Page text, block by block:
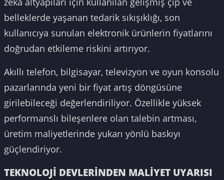
belleklerde yaşanan tedarik sıkışıklığı, son
kullanıcıya sunulan elektronik ürünlerin fiyatlarını
doğrudan etkileme riskini artırıyor.
Akıllı telefon, bilgisayar, televizyon ve oyun konsolu
pazarlarında yeni bir fiyat artış döngüsüne
girilebileceği değerlendiriliyor. Özellikle yüksek
performanslı bileşenlere olan talebin artması,
üretim maliyetlerinde yukarı yönlü baskıyı
güçlendiriyor.
TEKNOLOJİ DEVLERİNDEN MALİYET UYARISI